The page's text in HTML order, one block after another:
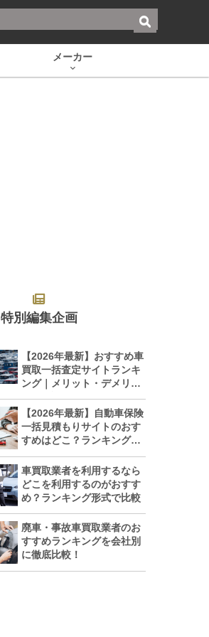
メーカー
特別編集企画
【2026年最新】おすすめ車
買取一括査定サイトランキ
ング｜メリット・デメリッ
トも解説
【2026年最新】自動車保険
一括見積もりサイトのおす
すめはどこ？ランキングで
車買取業者を利用するなら
どこを利用するのがおすす
め？ランキング形式で比較
廃車・事故車買取業者のお
すすめランキングを会社別
に徹底比較！